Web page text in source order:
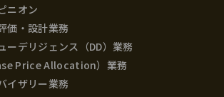
ニオン
価・設計業務
ーデリジェンス（DD）業務
Price Allocation）業務
イザリー業務